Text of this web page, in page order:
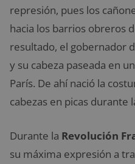
represión, pues los
hacia los barrios obreros
resultado, el gobernador
y su cabeza paseada en
París. De ahí nació la
cabezas en picas durante
Durante la Revolución
su máxima expresión a